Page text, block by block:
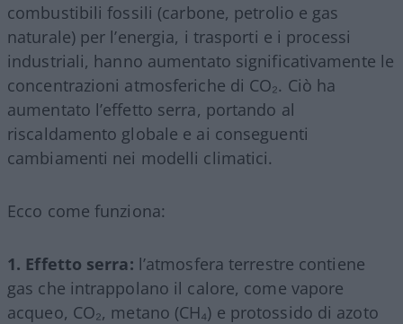
combustibili fossili (carbone, petrolio e gas
naturale) per l’energia, i trasporti e i processi
industriali, hanno aumentato significativamente le
concentrazioni atmosferiche di CO₂. Ciò ha
aumentato l’effetto serra, portando al
riscaldamento globale e ai conseguenti
cambiamenti nei modelli climatici.
Ecco come funziona:
1. Effetto serra: l’atmosfera terrestre contiene
gas che intrappolano il calore, come vapore
acqueo, CO₂, metano (CH₄) e protossido di azoto